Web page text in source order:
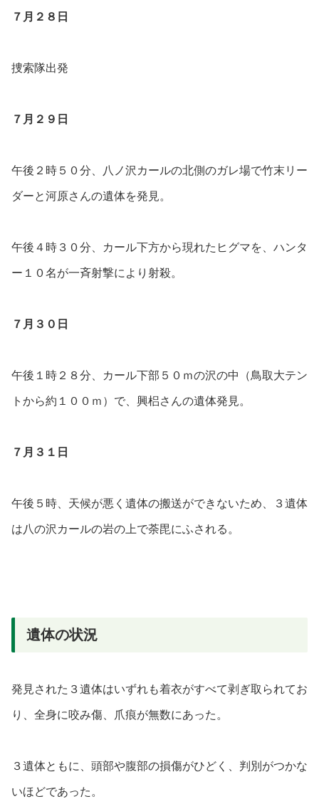
７月２８日
捜索隊出発
７月２９日
午後２時５０分、八ノ沢カールの北側のガレ場で竹末リー
ダーと河原さんの遺体を発見。
午後４時３０分、カール下方から現れたヒグマを、ハンタ
ー１０名が一斉射撃により射殺。
７月３０日
午後１時２８分、カール下部５０ｍの沢の中（鳥取大テン
トから約１００ｍ）で、興梠さんの遺体発見。
７月３１日
午後５時、天候が悪く遺体の搬送ができないため、３遺体
は八の沢カールの岩の上で荼毘にふされる。
遺体の状況
発見された３遺体はいずれも着衣がすべて剥ぎ取られてお
り、全身に咬み傷、爪痕が無数にあった。
３遺体ともに、頭部や腹部の損傷がひどく、判別がつかな
いほどであった。